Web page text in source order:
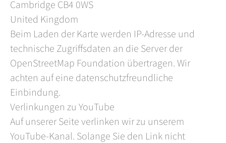
Cambridge CB4 0WS
United Kingdom
Beim Laden der Karte werden IP-Adresse und
technische Zugriffsdaten an die Server der
OpenStreetMap Foundation übertragen. Wir
achten auf eine datenschutzfreundliche
Einbindung.
Verlinkungen zu YouTube
Auf unserer Seite verlinken wir zu unserem
YouTube-Kanal. Solange Sie den Link nicht